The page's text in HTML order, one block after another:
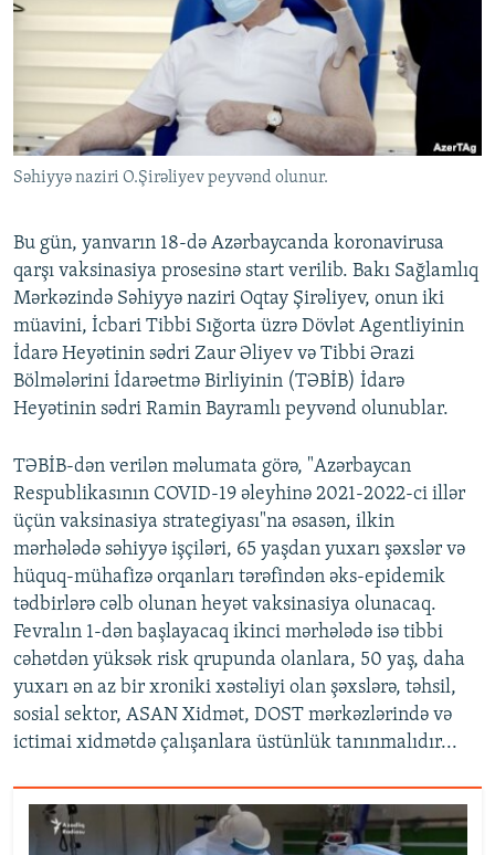
İNFOQRAFIKA
AZƏRBAYCAN ƏDƏBIYYATI KITABXANASI
İSLAM VƏ DEMOKRATIYA
İZ - MƏDƏNIYYƏT PROQRAMI
MISSIYAMIZ
PEŞƏ ETIKASI VƏ JURNALISTIKA STANDARTLARIMIZ
MATERIALLARIMIZDAN ISTIFADƏ
AZADLIQRADIOSU MOBIL TELEFONUNUZDA
BIZIMLƏ ƏLAQƏ
RFE/RL-in bütün saytları
Səhiyyə naziri O.Şirəliyev peyvənd olunur.
Bu gün, yanvarın 18-də Azərbaycanda koronavirusa
qarşı vaksinasiya prosesinə start verilib. Bakı Sağlamlıq
Mərkəzində Səhiyyə naziri Oqtay Şirəliyev, onun iki
müavini, İcbari Tibbi Sığorta üzrə Dövlət Agentliyinin
İdarə Heyətinin sədri Zaur Əliyev və Tibbi Ərazi
Bölmələrini İdarəetmə Birliyinin (TƏBİB) İdarə
Heyətinin sədri Ramin Bayramlı peyvənd olunublar.
TƏBİB-dən verilən məlumata görə, "Azərbaycan
Respublikasının COVID-19 əleyhinə 2021-2022-ci illər
üçün vaksinasiya strategiyası"na əsasən, ilkin
mərhələdə səhiyyə işçiləri, 65 yaşdan yuxarı şəxslər və
hüquq-mühafizə orqanları tərəfindən əks-epidemik
tədbirlərə cəlb olunan heyət vaksinasiya olunacaq.
Fevralın 1-dən başlayacaq ikinci mərhələdə isə tibbi
cəhətdən yüksək risk qrupunda olanlara, 50 yaş, daha
yuxarı ən az bir xroniki xəstəliyi olan şəxslərə, təhsil,
sosial sektor, ASAN Xidmət, DOST mərkəzlərində və
ictimai xidmətdə çalışanlara üstünlük tanınmalıdır...